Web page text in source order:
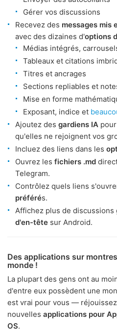
Gérer vos discussions
Recevez des messages mis
avec des dizaines d'options
Médias intégrés,
Tableaux et citations
Titres et ancrages
Sections repliables et
Mise en forme
Exposant, indice et
Ajoutez des gardiens IA pour
qu'elles ne rejoignent vos
Incluez des liens dans les
Ouvrez les fichiers .md
Telegram.
Contrôlez quels liens
préférés.
Affichez plus de discussions
d'en-tête sur Android.
Des applications sur
monde !
La plupart des gens ont au
d'entre eux possèdent une
est vrai pour vous —
nouvelles applications pour
OS.